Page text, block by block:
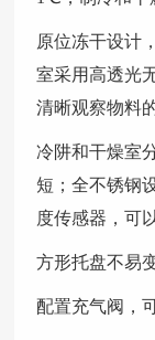
原位冻干设计
室采用高透光
清晰观察物料
冷阱和干燥室
短；全不锈钢
度传感器，可
方形托盘不易
配置充气阀，